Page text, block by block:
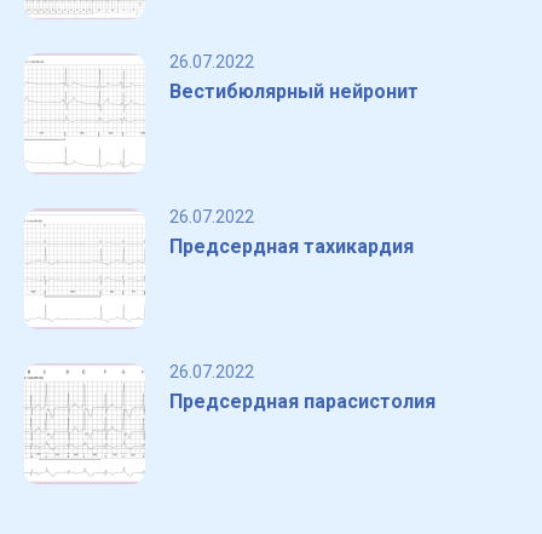
26.07.2022
Вестибюлярный нейронит
26.07.2022
Предсердная тахикардия
26.07.2022
Предсердная парасистолия